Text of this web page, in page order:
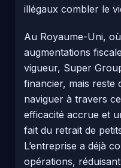
illégaux combler le
Au Royaume-Uni,
augmentations
vigueur, Super
financier, mais reste
naviguer à travers
efficacité accrue et
fait du retrait de
L’entreprise a déjà
opérations,